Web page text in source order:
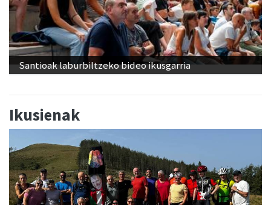
Santioak laburbiltzeko bideo ikusgarria
Ikusienak